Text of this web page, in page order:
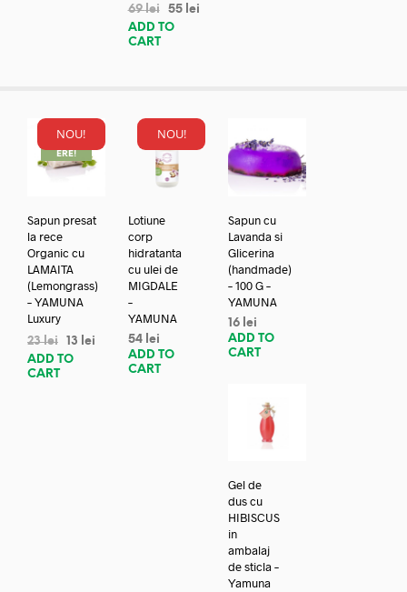
69lei 55 lei
ADD TO
CART
NOU!
REDUC
ERE!
Sapun presat
la rece
Organic cu
LAMAITA
(Lemongrass)
– YAMUNA
Luxury
23lei 13
lei
ADD TO
CART
NOU!
Lotiune
corp
hidratanta
cu ulei de
MIGDALE
–
YAMUNA
54 lei
ADD TO
CART
Sapun cu
Lavanda si
Glicerina
(handmade)
– 100 G –
YAMUNA
16 lei
ADD TO
CART
Gel de
dus cu
HIBISCUS
in
ambalaj
de sticla –
Yamuna